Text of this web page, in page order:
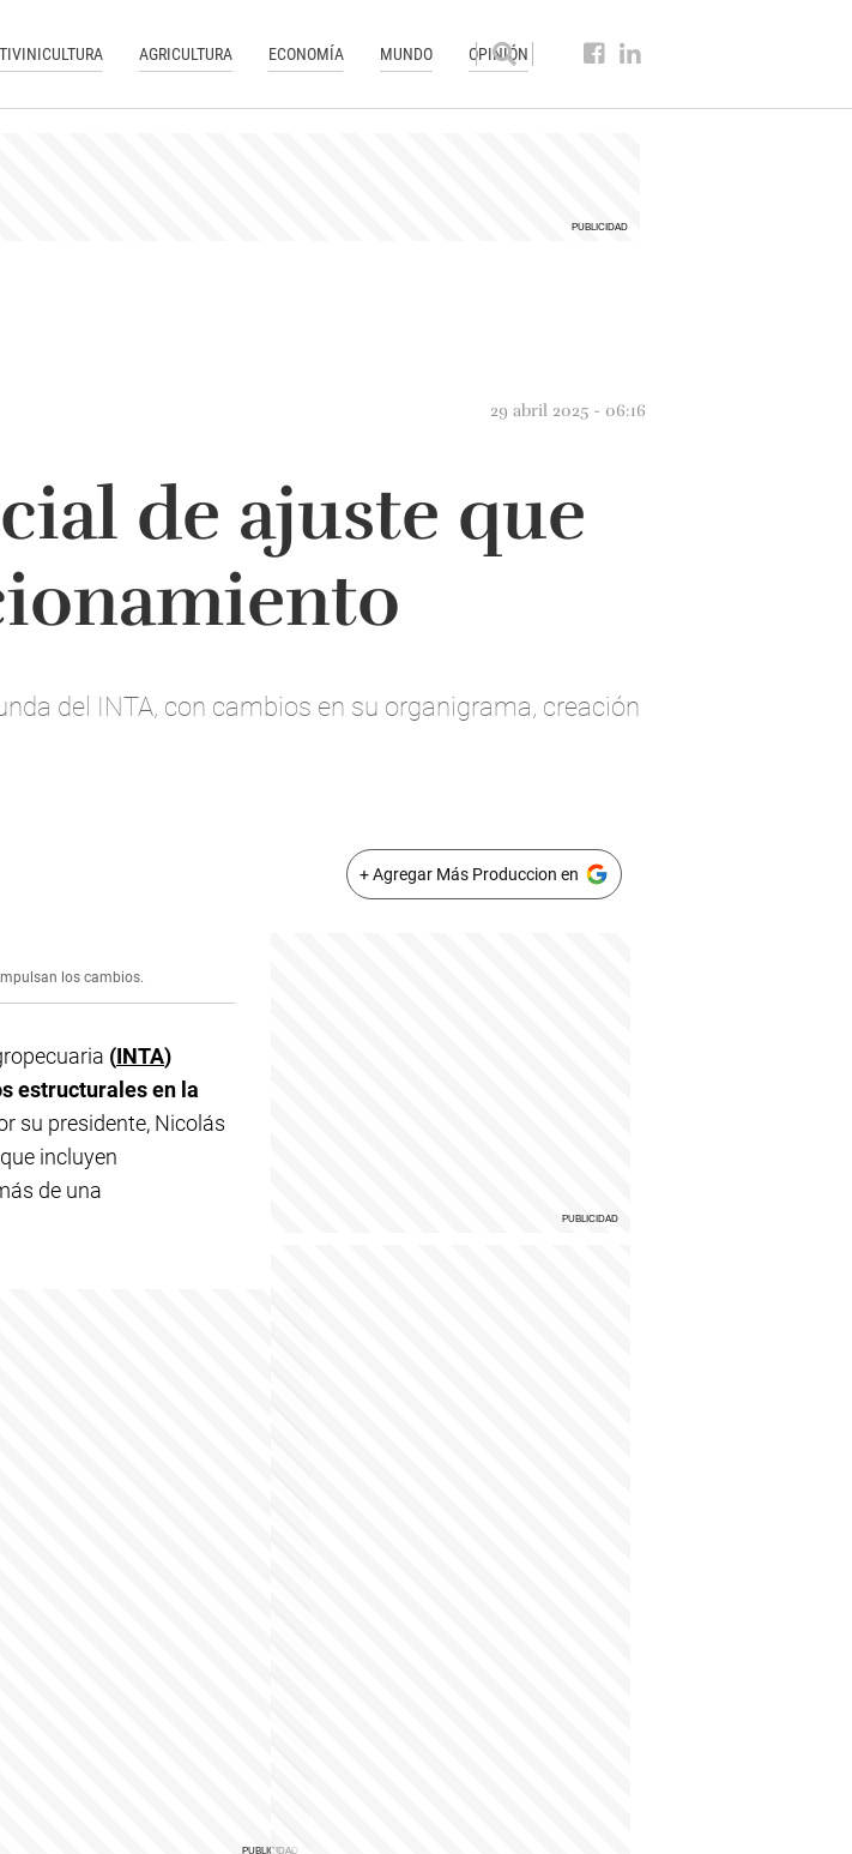
AGRICULTURA ECONOMÍA MUNDO OPINIÓN
29 abril 2025 - 06:16
de ajuste que
del INTA, con cambios en su organigrama, creación
+ Agregar Más Produccion en
los cambios.
(INTA)
estructurales en la
su presidente, Nicolás
incluyen
de una